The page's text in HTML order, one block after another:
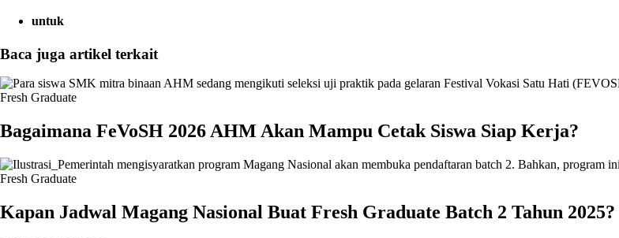
untuk
Baca juga artikel terkait
Fresh Graduate
Bagaimana FeVoSH 2026 AHM Akan Mampu Cetak Siswa Siap Kerja?
Fresh Graduate
Kapan Jadwal Magang Nasional Buat Fresh Graduate Batch 2 Tahun 2025?